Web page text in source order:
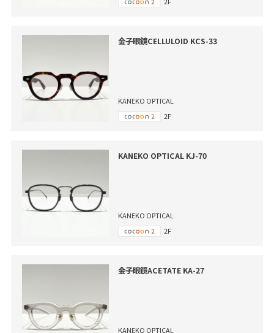
金子眼鏡CELLULOID KCS-33
KANEKO OPTICAL
2F
KANEKO OPTICAL KJ-70
KANEKO OPTICAL
2F
金子眼鏡ACETATE KA-27
KANEKO OPTICAL